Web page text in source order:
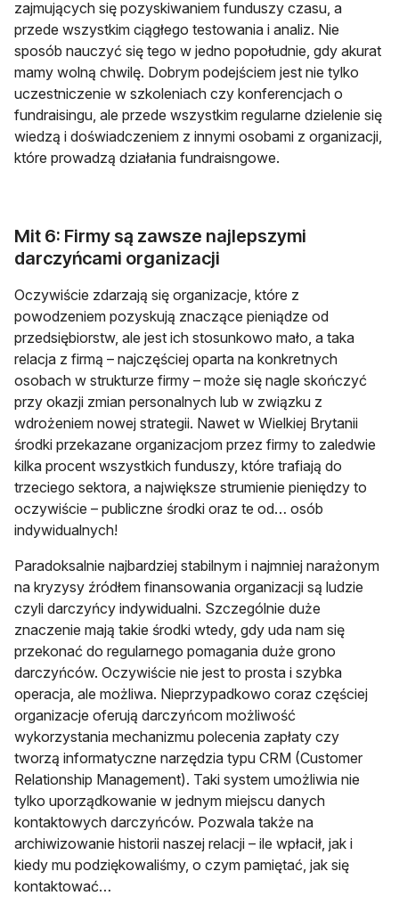
zajmujących się pozyskiwaniem funduszy czasu, a
przede wszystkim ciągłego testowania i analiz. Nie
sposób nauczyć się tego w jedno popołudnie, gdy akurat
mamy wolną chwilę. Dobrym podejściem jest nie tylko
uczestniczenie w szkoleniach czy konferencjach o
fundraisingu, ale przede wszystkim regularne dzielenie się
wiedzą i doświadczeniem z innymi osobami z organizacji,
które prowadzą działania fundraisngowe.
Mit 6: Firmy są zawsze najlepszymi
darczyńcami organizacji
Oczywiście zdarzają się organizacje, które z
powodzeniem pozyskują znaczące pieniądze od
przedsiębiorstw, ale jest ich stosunkowo mało, a taka
relacja z firmą – najczęściej oparta na konkretnych
osobach w strukturze firmy – może się nagle skończyć
przy okazji zmian personalnych lub w związku z
wdrożeniem nowej strategii. Nawet w Wielkiej Brytanii
środki przekazane organizacjom przez firmy to zaledwie
kilka procent wszystkich funduszy, które trafiają do
trzeciego sektora, a największe strumienie pieniędzy to
oczywiście – publiczne środki oraz te od… osób
indywidualnych!
Paradoksalnie najbardziej stabilnym i najmniej narażonym
na kryzysy źródłem finansowania organizacji są ludzie
czyli darczyńcy indywidualni. Szczególnie duże
znaczenie mają takie środki wtedy, gdy uda nam się
przekonać do regularnego pomagania duże grono
darczyńców. Oczywiście nie jest to prosta i szybka
operacja, ale możliwa. Nieprzypadkowo coraz częściej
organizacje oferują darczyńcom możliwość
wykorzystania mechanizmu polecenia zapłaty czy
tworzą informatyczne narzędzia typu CRM (Customer
Relationship Management). Taki system umożliwia nie
tylko uporządkowanie w jednym miejscu danych
kontaktowych darczyńców. Pozwala także na
archiwizowanie historii naszej relacji – ile wpłacił, jak i
kiedy mu podziękowaliśmy, o czym pamiętać, jak się
kontaktować…